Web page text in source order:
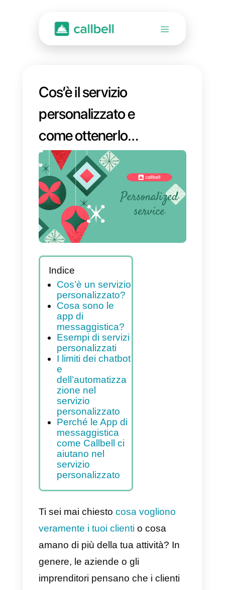
Cos’è il servizio
personalizzato e
come ottenerlo
grazie alle app di
messaggistica?
Indice
Cos’è un servizio
personalizzato?
Cosa sono le
app di
messaggistica?
Esempi di servizi
personalizzati
I limiti dei chatbot
e
dell’automatizza
zione nel
servizio
personalizzato
Perché le App di
messaggistica
come Callbell ci
aiutano nel
servizio
personalizzato